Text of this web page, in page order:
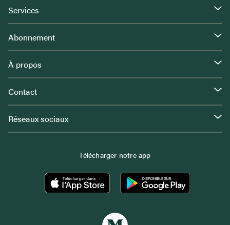
Services
Abonnement
À propos
Contact
Réseaux sociaux
Télécharger notre app